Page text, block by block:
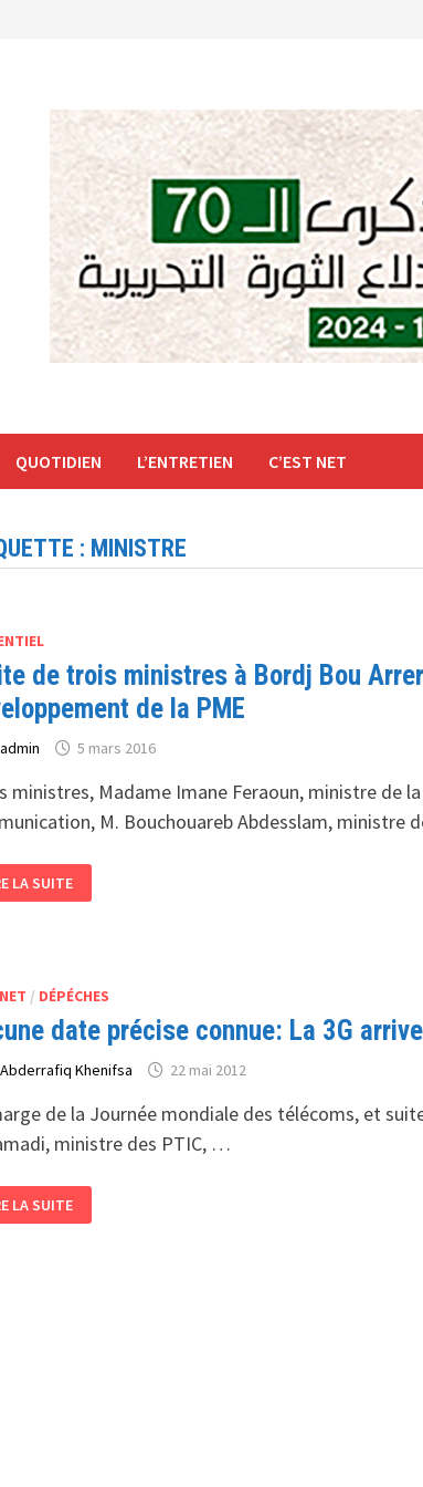
QUOTIDIEN L’ENTRETIEN C’EST NET
: MINISTRE
de trois ministres à Bordj Bou
de la PME
admin 5 mars 2016
ministres, Madame Imane Feraoun, ministre de
M. Bouchouareb Abdesslam, ministre
LA SUITE
/ DÉPÉCHES
date précise connue: La 3G
Abderrafiq Khenifsa 22 mai 2012
de la Journée mondiale des télécoms, et
ministre des PTIC, …
LA SUITE